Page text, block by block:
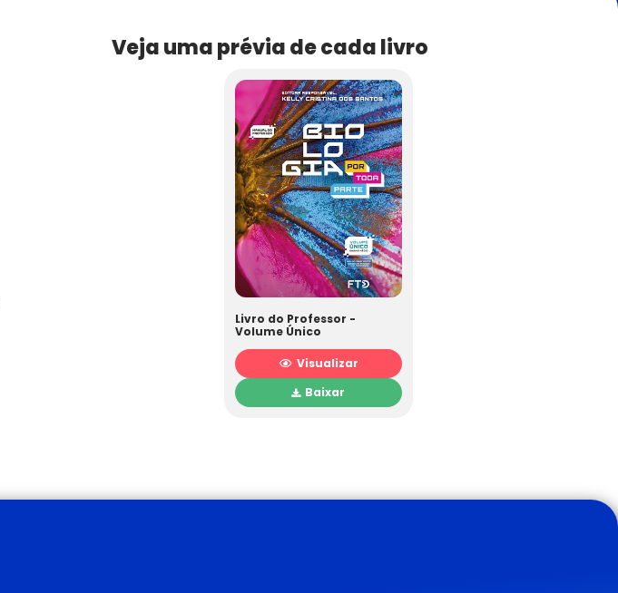
Veja uma prévia de cada livro
Livro do Professor -
Volume Único
Visualizar
Baixar